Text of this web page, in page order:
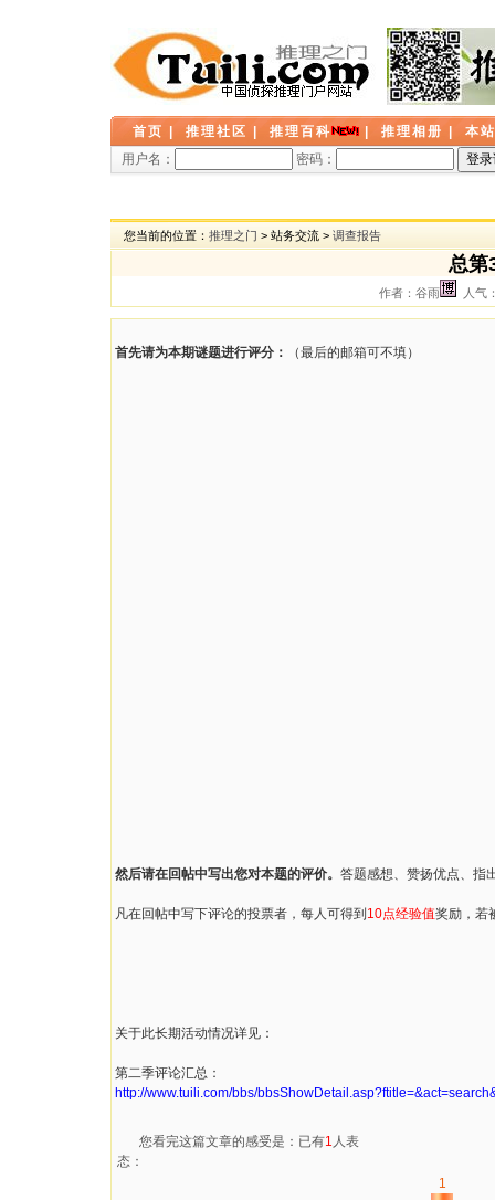
首页 推理社区 推理百科 推理相册
本
用户名：
密码：
您当前的位置： 推理之门 > 站务交流 > 调查报告
总第
作者：谷雨 人气
首先请为本期谜题进行评分： （最后的邮箱可不填）
然后请在回帖中写出您对本题的评价。 答题感想、赞扬优点、指
凡在回帖中写下评论的投票者，每人可得到 10点经验值奖励，若
关于此长期活动情况详见：
第二季评论汇总：
http://www.tuili.com/bbs/
您看完这篇文章的感受是：已有1 人表
态：
1